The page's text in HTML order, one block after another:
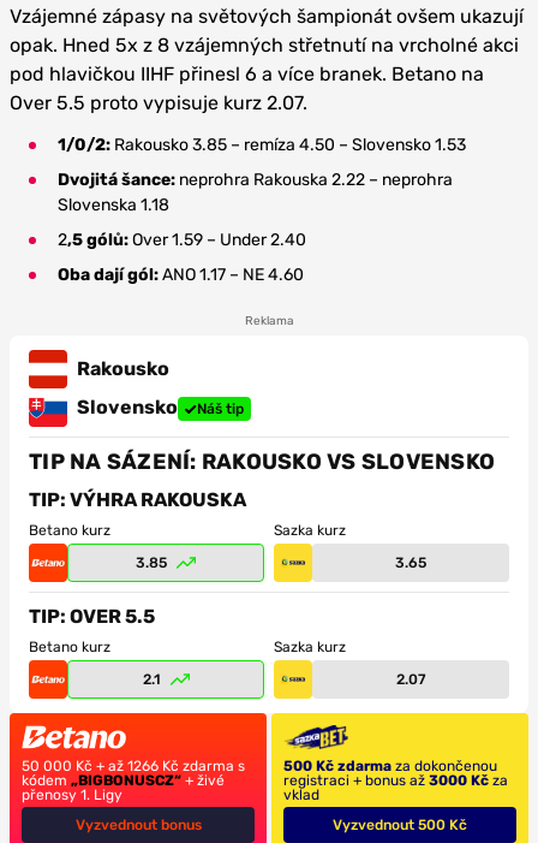
Vzájemné zápasy na světových šampionát ovšem ukazují
opak. Hned 5x z 8 vzájemných střetnutí na vrcholné akci
pod hlavičkou IIHF přinesl 6 a více branek. Betano na
Over 5.5 proto vypisuje kurz 2.07.
1/0/2: Rakousko 3.85 – remíza 4.50 – Slovensko 1.53
Dvojitá šance: neprohra Rakouska 2.22 – neprohra
Slovenska 1.18
2,5 gólů:Over 1.59 – Under 2.40
Oba dají gól:ANO 1.17 – NE 4.60
Reklama
Rakousko
Slovensko
Náš tip
TIP NA SÁZENÍ: RAKOUSKO VS SLOVENSKO
TIP: VÝHRA RAKOUSKA
Betano kurz
3.85
Sazka kurz
3.65
TIP: OVER 5.5
Betano kurz
2.1
Sazka kurz
2.07
50 000 Kč + až 1266 Kč zdarma s
kódem „BIGBONUSCZ“ + živé
přenosy 1. Ligy
Vyzvednout bonus
500 Kč zdarma za dokončenou
registraci + bonus až 3000 Kč za
vklad
Vyzvednout 500 Kč